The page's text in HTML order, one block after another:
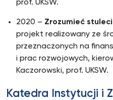
prof. UKSW.
2020 – Zrozumieć
projekt realizowany ze
przeznaczonych na
i prac rozwojowych,
Kaczorowski, prof. UKSW.
Katedra Instytucji i